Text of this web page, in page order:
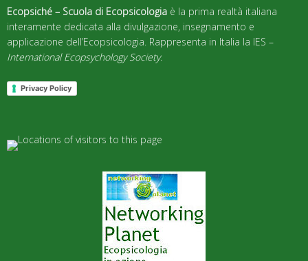
Ecopsiché – Scuola di Ecopsicologia è la prima realtà italiana
interamente dedicata alla divulgazione, insegnamento e
applicazione dell’Ecopsicologia. Rappresenta in Italia la IES –
International Ecopsychology Society.
Privacy Policy